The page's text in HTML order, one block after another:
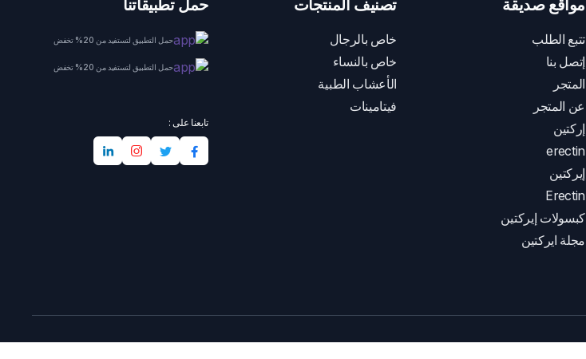
مواقع صديقة
تتبع الطلب
إتصل بنا
المتجر
عن المتجر
إركتين
erectin
إيركتين
Erectin
كبسولات إيركتين
مجلة ايركتين
تصنيف المنتجات
خاص بالرجال
خاص بالنساء
الأعشاب الطبية
فيتامينات
حمل تطبيقاتنا
حمل التطبيق لتستفيد من 20% تخفض
حمل التطبيق لتستفيد من 20% تخفض
تابعنا على :